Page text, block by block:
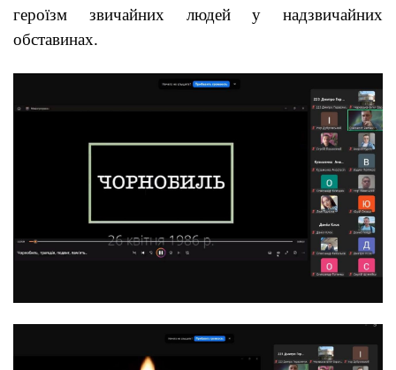
героїзм звичайних людей у надзвичайних
обставинах.